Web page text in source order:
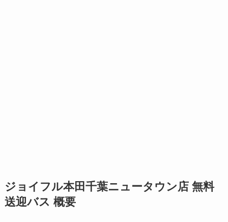
ジョイフル本田千葉ニュータウン店 無料
送迎バス 概要